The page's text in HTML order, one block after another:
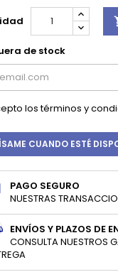
de stock
lostérminos y
CUANDO ESTÉ
PAGO SEGURO
NUESTRAS
ENVÍOS Y PLAZOS DE
CONSULTA NUESTROS